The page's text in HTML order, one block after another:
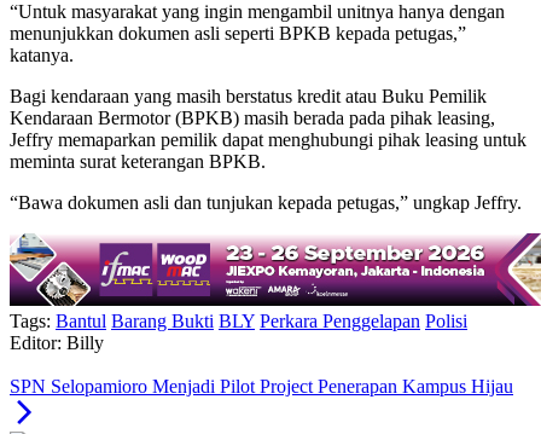
“Untuk masyarakat yang ingin mengambil unitnya hanya dengan
menunjukkan dokumen asli seperti BPKB kepada petugas,”
katanya.
Bagi kendaraan yang masih berstatus kredit atau Buku Pemilik
Kendaraan Bermotor (BPKB) masih berada pada pihak leasing,
Jeffry memaparkan pemilik dapat menghubungi pihak leasing untuk
meminta surat keterangan BPKB.
“Bawa dokumen asli dan tunjukan kepada petugas,” ungkap Jeffry.
Tags: Bantul Barang Bukti BLY Perkara Penggelapan Polisi
Editor: Billy
SPN Selopamioro Menjadi Pilot Project Penerapan Kampus Hijau